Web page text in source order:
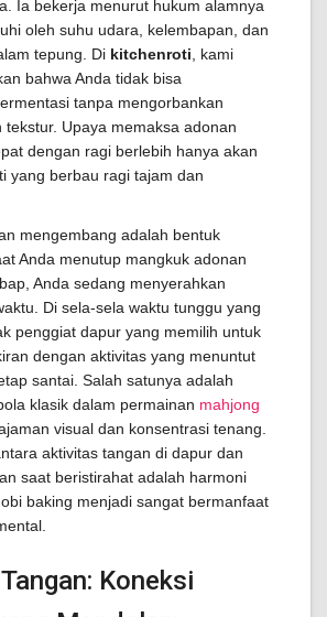
Ia bekerja menurut hukum alamnya
oleh suhu udara, kelembapan, dan
tepung. Di kitchenroti , kami
bahwa Anda tidak bisa
tanpa mengorbankan
tekstur. Upaya memaksa adonan
dengan ragi berlebih hanya akan
yang berbau ragi tajam dan
mengembang adalah bentuk
Anda menutup mangkuk adonan
Anda sedang menyerahkan
Di sela-sela waktu tunggu yang
penggiat dapur yang memilih untuk
dengan aktivitas yang menuntut
santai. Salah satunya adalah
klasik dalam permainan mahjong
visual dan konsentrasi tenang.
aktivitas tangan di dapur dan
saat beristirahat adalah harmoni
baking menjadi sangat bermanfaat
Koneksi